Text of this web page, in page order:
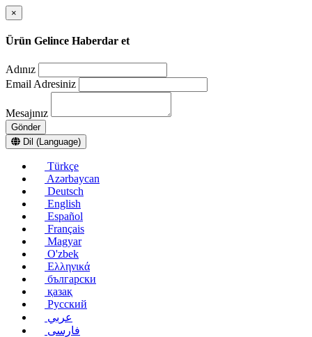
×
Ürün Gelince Haberdar et
Adınız
Email Adresiniz
Mesajınız
Gönder
Dil (Language)
Türkçe
Azərbaycan
Deutsch
English
Español
Français
Magyar
O'zbek
Ελληνικά
български
қазақ
Русский
عربي
فارسی